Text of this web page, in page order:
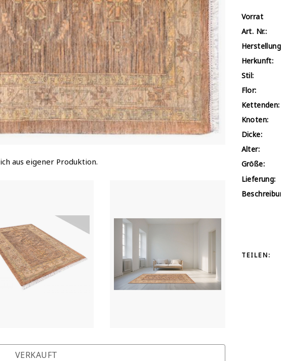
aus eigener Produktion.
VERKAUFT
Vorrat
Art. Nr.:
Herkunft:
Stil:
Flor:
Kettenden:
Knoten:
Dicke:
Alter:
Größe:
Lieferung:
TEILEN: